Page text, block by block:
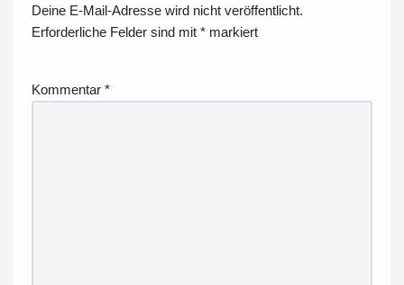
Deine E-Mail-Adresse wird nicht veröffentlicht.
Erforderliche Felder sind mit * markiert
Kommentar *